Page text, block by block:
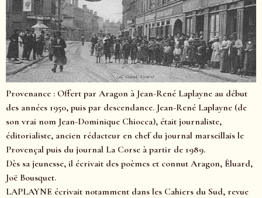
Provenance : Offert par Aragon à Jean-René Laplayne au début
des années 1950, puis par descendance. Jean-René Laplayne (de
son vrai nom Jean-Dominique Chiocca), était journaliste,
éditorialiste, ancien rédacteur en chef du journal marseillais le
Provençal puis du journal La Corse à partir de 1989.
Dès sa jeunesse, il écrivait des poèmes et connut Aragon, Éluard,
Joë Bousquet.
LAPLAYNE écrivait notamment dans les Cahiers du Sud, revue